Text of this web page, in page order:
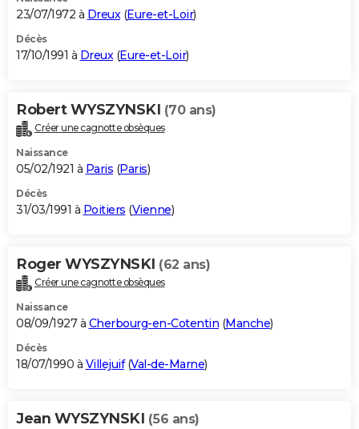
23/07/1972 à Dreux(Eure-et-Loir)
Décès
17/10/1991 à Dreux(Eure-et-Loir)
Robert WYSZYNSKI (70 ans)
Créer une cagnotte obsèques
Naissance
05/02/1921 à Paris (Paris)
Décès
31/03/1991 à Poitiers (Vienne)
Roger WYSZYNSKI (62 ans)
Créer une cagnotte obsèques
Naissance
08/09/1927 à Cherbourg-en-Cotentin (Manche)
Décès
18/07/1990 à Villejuif(Val-de-Marne)
Jean WYSZYNSKI (56 ans)